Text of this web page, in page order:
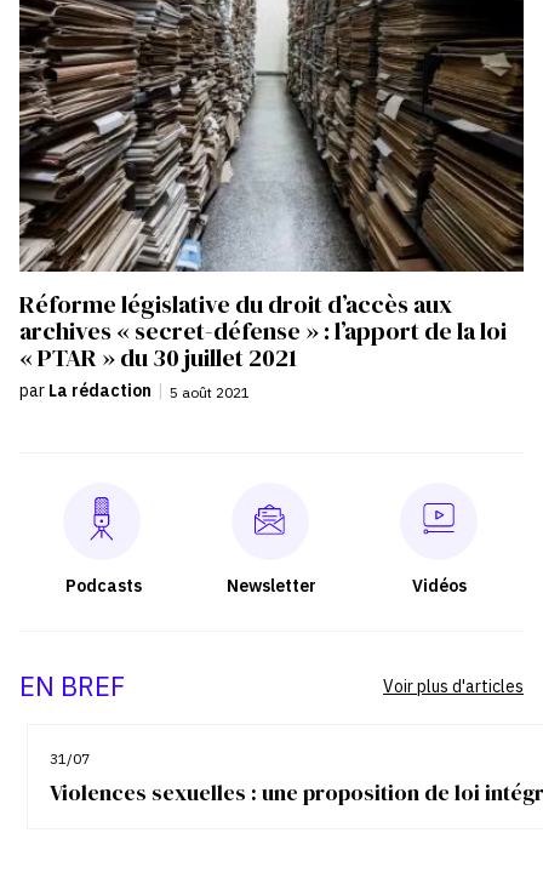
Réforme législative du droit d’accès aux
archives « secret-défense » : l’apport de la loi
« PTAR » du 30 juillet 2021
par La rédaction | 5 août 2021
Podcasts Newsletter Vidéos
EN BREF
31/07
Violences sexuelles : une proposition de loi
Voir plus d'articles